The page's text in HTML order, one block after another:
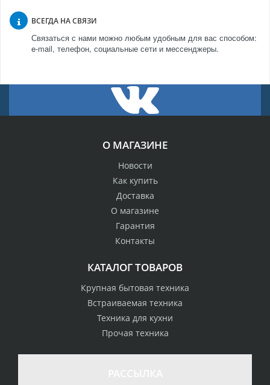
ВСЕГДА НА СВЯЗИ
Связаться с нами можно любым удобным для вас способом:
e-mail, телефон, социальные сети и мессенджеры.
О МАГАЗИНЕ
Новости
Как купить
Доставка
О магазине
Гарантия
Контакты
КАТАЛОГ ТОВАРОВ
Крупная бытовая техника
Встраиваемая техника
Техника для кухни
Прочая техника